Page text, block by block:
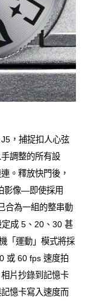
，捕捉扣人心弦
調整的所有設
。釋放快門後，
影像—即使採用
合為一組的整串動
成 5、20、30 甚
「運動」模式將採
或 60 fps 速度拍
片抄錄到記憶卡
憶卡寫入速度而